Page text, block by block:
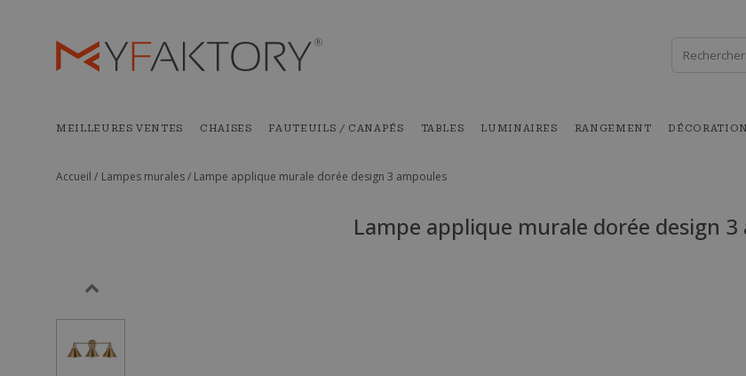
MEILLEURES VENTES CHAISES FAUTEUILS / CANAPÉS TABLES LUMINAIRES RANGEMENT DÉCORATION
Accueil / Lampes murales / Lampe applique murale dorée design 3 ampoules
Lampe applique murale dorée design 3